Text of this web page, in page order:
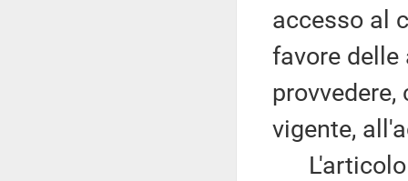
accesso al
favore
vigente,
L'articolo